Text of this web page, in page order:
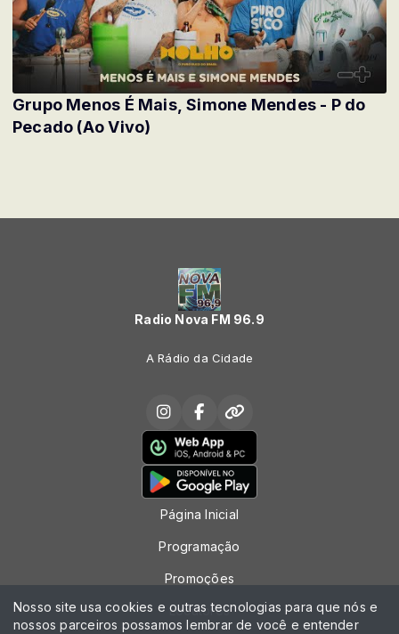
Grupo Menos É Mais, Simone Mendes - P do
Pecado (Ao Vivo)
Radio Nova FM 96.9
A Rádio da Cidade
Página Inicial
Programação
Promoções
Locutores
Nosso site usa cookies e outras tecnologias para que nós e
nossos parceiros possamos lembrar de você e entender